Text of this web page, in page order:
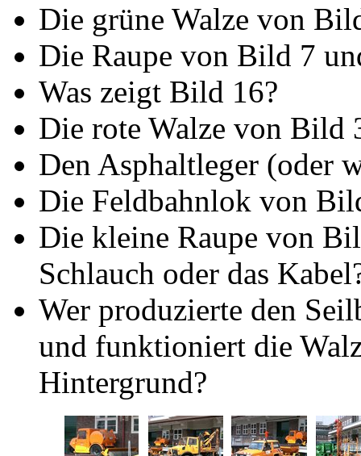
Die grüne Walze von
Die Raupe von Bild 7
Was zeigt Bild 16?
Die rote Walze von Bild
Den Asphaltleger (oder
Die Feldbahnlok von
Die kleine Raupe von
Schlauch oder das
Wer produzierte den
und funktioniert die
Hintergrund?